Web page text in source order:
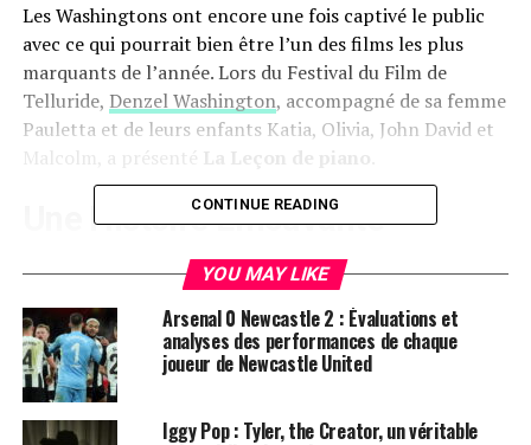
Les Washingtons ont encore une fois captivé le public
avec ce qui pourrait bien être l’un des films les plus
marquants de l’année. Lors du Festival du Film de
Telluride, Denzel Washington, accompagné de sa femme
Pauletta et de leurs enfants Katia, Olivia, John David et
Malcolm, a présenté
La Leçon de piano
Une Histoire Émouvante
Ce long-métrage, dirigé parMalcolm Washington,
s’inspire de la pièce éponyme d’august Wilson datant de
1987. L’intrigue suit les frères et sœurs Charles alors
qu’ils se disputent le sort d’un héritage familial : un
piano vieux de 137 ans. Les critiques ont salué ce film
(qui sera disponible sur Netflix à partir du 22 novembre),
le plaçant déjà parmi les favoris pour la saison des
CONTINUE READING
YOU MAY LIKE
Arsenal 0 Newcastle 2 : Évaluations et
analyses des performances de chaque
joueur de Newcastle United
Iggy Pop : Tyler, the Creator, un véritable